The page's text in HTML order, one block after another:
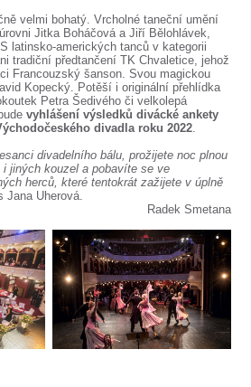
velmi bohatý. Vrcholné taneční umění
Jitka Boháčová a Jiří Bělohlávek,
latinsko-amerických tanců v kategorii
tradiční předtančení TK Chvaletice, jehož
Francouzský šanson. Svou magickou
Kopecký. Potěší i originální přehlídka
Petra Šedivého či velkolepá
vyhlášení výsledků divácké ankety
divadla roku 2022.
divadelního bálu, prožijete noc plnou
jiných kouzel a pobavíte se ve
herců, které tentokrát zažijete v úplně
Jana Uherová.
Radek Smetana